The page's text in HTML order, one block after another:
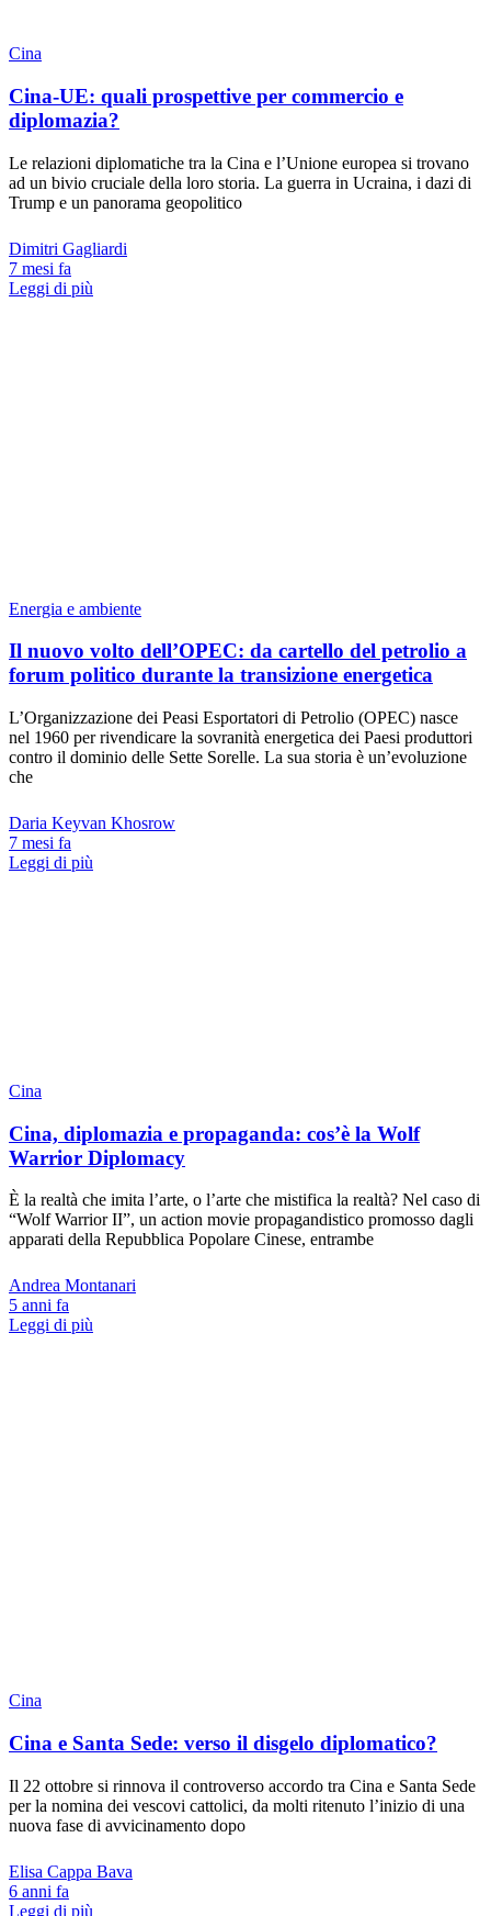
Cina
Cina-UE: quali prospettive per commercio e
diplomazia?
Le relazioni diplomatiche tra la Cina e l’Unione europea si trovano
ad un bivio cruciale della loro storia. La guerra in Ucraina, i dazi di
Trump e un panorama geopolitico
Dimitri Gagliardi
7 mesi fa
Leggi di più
Energia e ambiente
Il nuovo volto dell’OPEC: da cartello del petrolio a
forum politico durante la transizione energetica
L’Organizzazione dei Peasi Esportatori di Petrolio (OPEC) nasce
nel 1960 per rivendicare la sovranità energetica dei Paesi produttori
contro il dominio delle Sette Sorelle. La sua storia è un’evoluzione
che
Daria Keyvan Khosrow
7 mesi fa
Leggi di più
Cina
Cina, diplomazia e propaganda: cos’è la Wolf
Warrior Diplomacy
È la realtà che imita l’arte, o l’arte che mistifica la realtà? Nel caso di
“Wolf Warrior II”, un action movie propagandistico promosso dagli
apparati della Repubblica Popolare Cinese, entrambe
Andrea Montanari
5 anni fa
Leggi di più
Cina
Cina e Santa Sede: verso il disgelo diplomatico?
Il 22 ottobre si rinnova il controverso accordo tra Cina e Santa Sede
per la nomina dei vescovi cattolici, da molti ritenuto l’inizio di una
nuova fase di avvicinamento dopo
Elisa Cappa Bava
6 anni fa
Leggi di più